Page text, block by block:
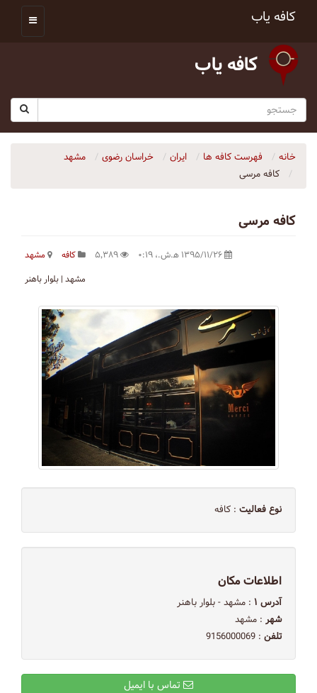
کافه یاب
کافه یاب
خانه فهرست کافه ها ایران خراسان رضوی
مشهد
کافه مرسی
کافه مرسی
کافه
مشهد
مشهد | بلوار باهنر
نوع فعالیت : کافه
اطلاعات مکان
آدرس ۱
: مشهد - بلوار باهنر
شهر : مشهد
تلفن : 9156000069